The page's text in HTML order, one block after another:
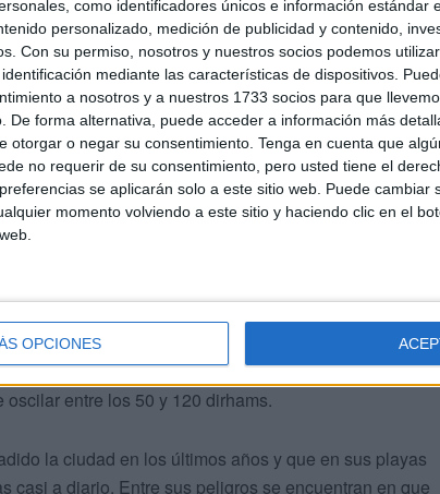
como identificadores únicos e información estándar
personalizado, medición de publicidad y contenido,
Con su permiso, nosotros y nuestros socios podemos
mediante las características de dispositivos.
a nosotros y a nuestros 1733 socios para que
De forma alternativa, puede acceder a información más
otorgar o negar su consentimiento. Tenga en cuenta que
no requerir de su consentimiento, pero usted tiene el
se aplicarán solo a este sitio web. Puede cambiar
momento volviendo a este sitio y haciendo clic en el
OPCIONES
Al Aouama, además de áreas donde se trafica con
decididos a “hacer frente a la invasión del óxido
de una nueva droga que se ha puesto muy de moda
entre los 50 y 120 dirhams.
la ciudad en los últimos años y que en sus playas
casi a diario. Entre sus peligros se encuentran en que